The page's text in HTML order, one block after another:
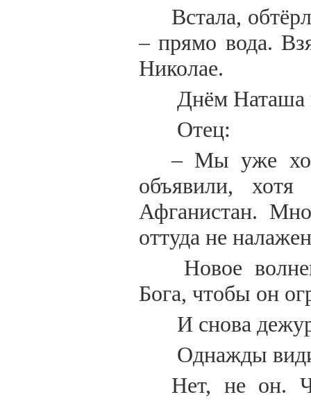
Встала,
– прямо вода.
Николае.
Днём Наташа
Отец:
– Мы уже
объявили,
Афганистан.
оттуда не
Новое
Бога, чтобы он
И снова
Однажды
Нет, не он.